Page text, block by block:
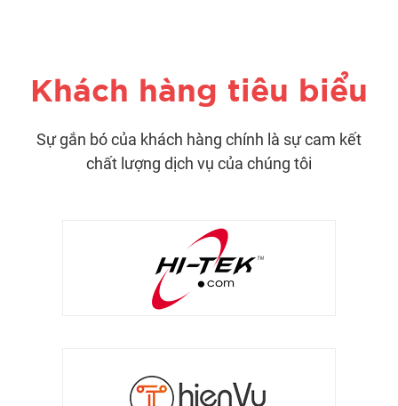
Khách hàng tiêu biểu
Sự gắn bó của khách hàng chính là sự cam kết
chất lượng dịch vụ của chúng tôi